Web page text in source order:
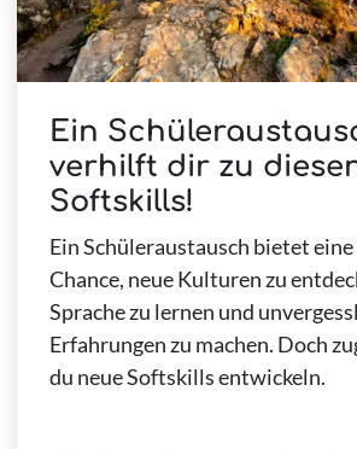
Ein
verhilft dir zu
Softskills!
Ein Schüleraustausch bietet
Chance, neue Kulturen zu
Sprache zu lernen und
Erfahrungen zu machen. Doch
du neue Softskills entwickeln.